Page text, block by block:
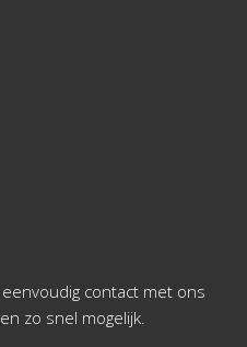
contact met ons
zo snel mogelijk.